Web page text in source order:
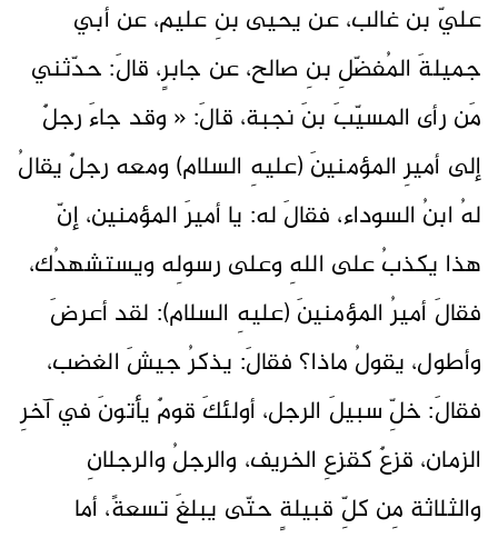
عليّ بن غالب، عن يحيى بنِ عليم، عن أبي
جميلةَ المُفضّلِ بنِ صالح، عن جابرٍ، قالَ: حدّثني
مَن رأى المسيّبَ بنَ نجبة، قالَ: « وقد جاءَ رجلٌ
إلى أميرِ المؤمنينَ (عليهِ السلام) ومعه رجلٌ يقالُ
لهُ ابنُ السوداء، فقالَ له: يا أميرَ المؤمنين، إنّ
هذا يكذبُ على اللهِ وعلى رسولِه ويستشهدُك،
فقالَ أميرُ المؤمنينَ (عليهِ السلام): لقد أعرضَ
وأطول، يقولُ ماذا؟ فقالَ: يذكرُ جيشَ الغضب،
فقالَ: خلِّ سبيلَ الرجل، أولئكَ قومٌ يأتونَ في آخرِ
الزمان، قزعٌ كقزعِ الخريف، والرجلُ والرجلانِ
والثلاثة مِن كلِّ قبيلةٍ حتّى يبلغَ تسعةً، أما